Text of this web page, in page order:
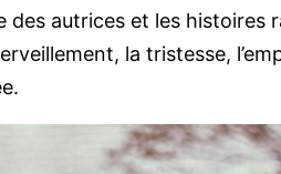
autrices et les
la tristesse,